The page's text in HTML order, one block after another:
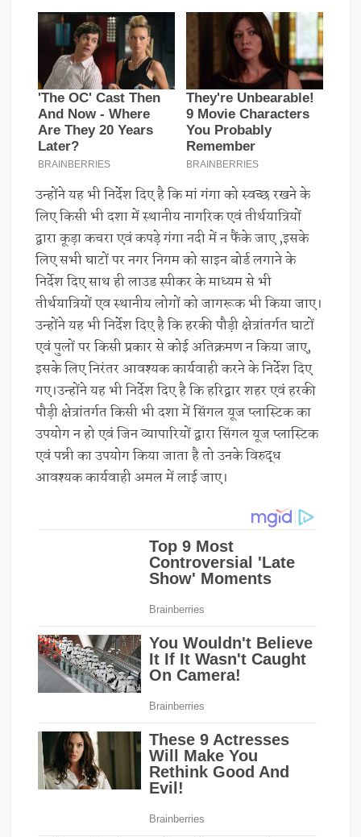
उन्होंने यह भी निर्देश दिए है कि मां गंगा को स्वच्छ रखने के
लिए किसी भी दशा में स्थानीय नागरिक एवं तीर्थयात्रियों
द्वारा कूड़ा कचरा एवं कपड़े गंगा नदी में न फैंके जाए ,इसके
लिए सभी घाटों पर नगर निगम को साइन बोर्ड लगाने के
निर्देश दिए साथ ही लाउड स्पीकर के माध्यम से भी
तीर्थयात्रियों एव स्थानीय लोगों को जागरूक भी किया जाए।
उन्होंने यह भी निर्देश दिए है कि हरकी पौड़ी क्षेत्रांतर्गत घाटों
एवं पुलों पर किसी प्रकार से कोई अतिक्रमण न किया जाए,
इसके लिए निरंतर आवश्यक कार्यवाही करने के निर्देश दिए
गए।उन्होंने यह भी निर्देश दिए है कि हरिद्वार शहर एवं हरकी
पौड़ी क्षेत्रांतर्गत किसी भी दशा में सिंगल यूज प्लास्टिक का
उपयोग न हो एवं जिन व्यापारियों द्वारा सिंगल यूज प्लास्टिक
एवं पन्नी का उपयोग किया जाता है तो उनके विरुद्ध
आवश्यक कार्यवाही अमल में लाई जाए।